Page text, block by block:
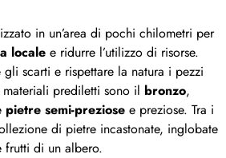
in un’area di pochi chilometri per
locale e ridurre l’utilizzo di risorse.
scarti e rispettare la natura i pezzi
prediletti sono il bronzo,
pietre semi-preziose e preziose. Tra i
di pietre incastonate, inglobate
frutti di un albero.